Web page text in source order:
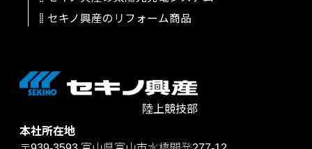
陸上競技部
本社所在地
セキノ興産のリフォーム商品